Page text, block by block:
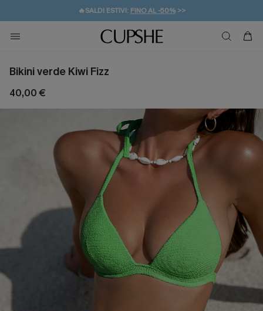
🔥SALDI ESTIVI: FINO AL -50%>>
🚚SPEDIZIONE GRATUITA DA 49€
💌REGALO PER I NUOVI: 20% DI SCONTO*
Bikini verde Kiwi Fizz
40,00 €